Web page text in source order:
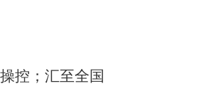
控；汇至全国